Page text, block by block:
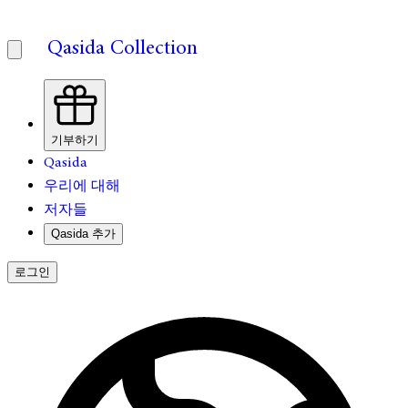
Qasida Collection
기부하기
Qasida
우리에 대해
저자들
Qasida 추가
로그인